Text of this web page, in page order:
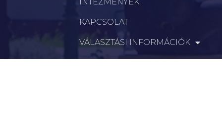
INTÉZMÉNYEK
KAPCSOLAT
VÁLASZTÁSI INFORMÁCIÓK